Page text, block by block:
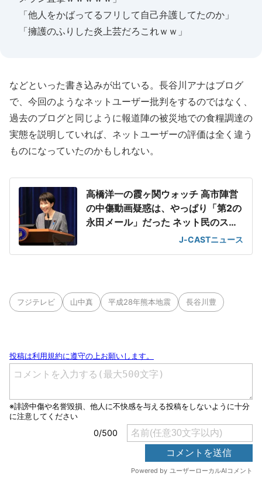
「他人をかばってるフリして自己弁護してたのか」
「擁護のふりした炎上芸だろこれｗｗ」
などといった書き込みが出ている。長谷川アナはブログ
で、今回のようなネットユーザー批判をするのではなく、
過去のブログと同じように報道陣の被災地での食糧調達の
実態を説明していれば、ネットユーザーの評価は全く違う
ものになっていたのかもしれない。
高橋洋一の霞ヶ関ウォッチ 高市陣営
の中傷動画疑惑は、やっぱり「第2の
永田メール」だった ネット民のスキ
J-CASTニュース
フジテレビ 山中真 平成28年熊本地震 長谷川豊